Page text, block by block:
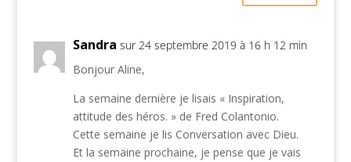
Sandra sur 24 septembre 2019 à 16 h 12 min
Bonjour Aline,
La semaine dernière je lisais « Inspiration,
attitude des héros. » de Fred Colantonio.
Cette semaine je lis Conversation avec Dieu.
Et la semaine prochaine, je pense que je vais